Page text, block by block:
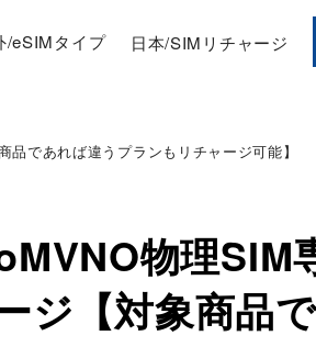
/eSIMタイプ 日本/SIMリチャージ
であれば違うプランもリチャージ可能】
物理SIM
ジ【対象商品